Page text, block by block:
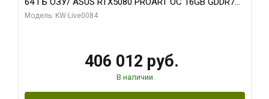
256bit Type-C DP 2/ 960 ГБ SSD)
Модель: KW-Live0084
406 012 руб.
В наличии